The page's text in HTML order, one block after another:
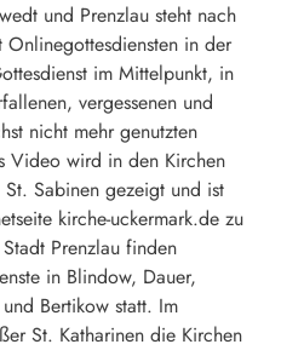
und Prenzlau steht nach
in der
im Mittelpunkt, in
vergessenen und
nicht mehr genutzten
Video wird in den Kirchen
Sabinen gezeigt und ist
kirche-uckermark.de zu
Prenzlau finden
in Blindow, Dauer,
Bertikow statt. Im
St. Katharinen die Kirchen